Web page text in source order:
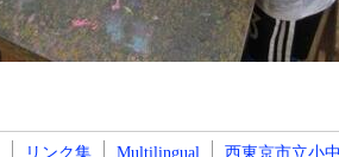
リンク集 Multilingual 西東京市立小